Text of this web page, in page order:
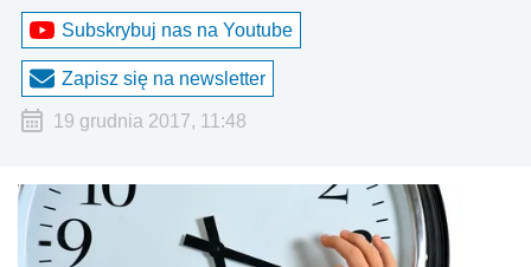
Subskrybuj nas na Youtube
Zapisz się na newsletter
19 grudnia 2017, 11:48